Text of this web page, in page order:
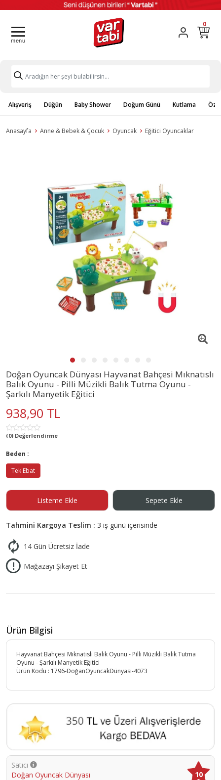
0
Alışveriş Düğün Baby Shower Doğum Günü Kutlama
Anasayfa Anne & Bebek & Çocuk Oyuncak Eğitici Oyuncaklar
Doğan Oyuncak Dünyası Hayvanat Bahçesi Mıknatıslı
Balık Oyunu - Pilli Müzikli Balık Tutma Oyunu -
Şarkılı Manyetik Eğitici
938,90 TL
(0) Değerlendirme
Beden :
Tek Ebat
Listeme Ekle Sepete Ekle
Tahmini Kargoya Teslim : 3 iş günü içerisinde
14 Gün Ücretsiz İade
Mağazayı Şikayet Et
Ürün Bilgisi
Hayvanat Bahçesi Mıknatıslı Balık Oyunu - Pilli Müzikli Balık Tutma
Oyunu - Şarkılı Manyetik Eğitici
Ürün Kodu : 1796-DoğanOyuncakDünyası-4073
Satıcı
Doğan Oyuncak Dünyası
10